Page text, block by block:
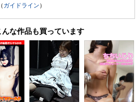
（ ガイドライン ）
な作品も買っています